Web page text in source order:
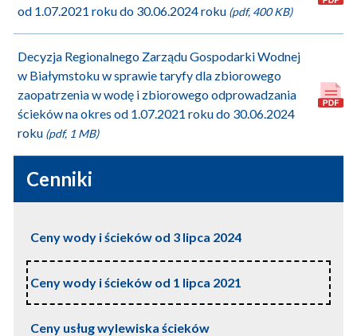
od 1.07.2021 roku do 30.06.2024 roku (pdf, 400 KB)
Decyzja Regionalnego Zarządu Gospodarki Wodnej
w Białymstoku w sprawie taryfy dla zbiorowego
zaopatrzenia w wodę i zbiorowego odprowadzania
ścieków na okres od 1.07.2021 roku do 30.06.2024
roku (pdf, 1 MB)
Przydatne
linki
lewa
kolumna
serisu
Cenniki
Ceny wody i ścieków od 3 lipca 2024
Ceny wody i ścieków od 1 lipca 2021
Ceny usług wylewiska ścieków